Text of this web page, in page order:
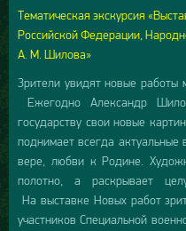
Тематическая экскурсия
Российской Федерации,
А. М. Шилова»
Зрители увидят новые работы
Ежегодно Александр
государству свои новые
поднимает всегда актуальные
вере, любви к Родине.
полотно, а раскрывает
На выставке Новых работ
участников Специальной